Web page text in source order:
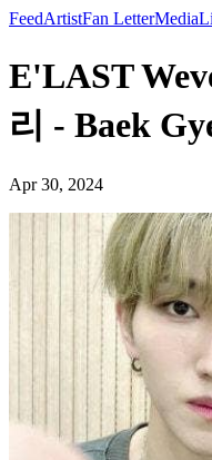
FeedArtistFan LetterMedia
E'LAST
리 - Baek
Apr 30, 2024